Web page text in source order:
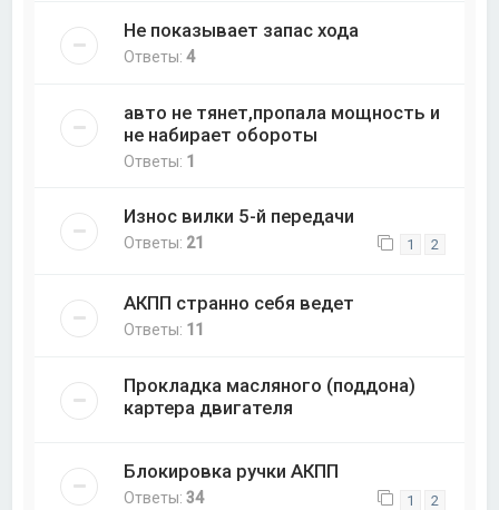
Не показывает запас хода
Ответы:4
авто не тянет,пропала мощность и
не набирает обороты
Ответы: 1
Износ вилки 5-й передачи
Ответы: 21 1 2
АКПП странно себя ведет
Ответы: 11
Прокладка масляного (поддона)
картера двигателя
Блокировка ручки АКПП
Ответы:34 1 2